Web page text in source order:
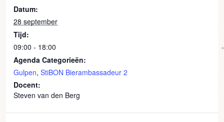
Datum:
28 september
Tijd:
09:00 - 18:00
Agenda Categorieën:
Gulpen, StiBON Bierambassadeur 2
Docent:
Steven van den Berg